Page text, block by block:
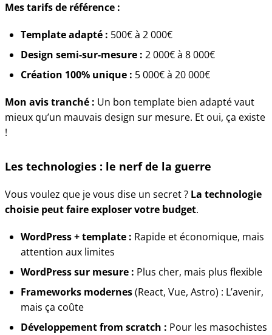
Mes tarifs de référence :
Template adapté : 500€ à 2 000€
Design semi-sur-mesure : 2 000€ à 8 000€
Création 100% unique : 5 000€ à 20 000€
Mon avis tranché : Un bon template bien adapté vaut
mieux qu’un mauvais design sur mesure. Et oui, ça existe
!
Les technologies : le nerf de la guerre
Vous voulez que je vous dise un secret ? La technologie
choisie peut faire exploser votre budget.
WordPress + template : Rapide et économique, mais
attention aux limites
WordPress sur mesure : Plus cher, mais plus flexible
Frameworks modernes(React, Vue, Astro) : L’avenir,
mais ça coûte
Développement from scratch : Pour les masochistes